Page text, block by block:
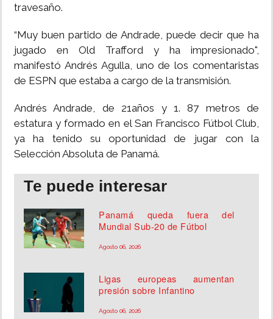
travesaño.
“Muy buen partido de Andrade, puede decir que ha
jugado en Old Trafford y ha impresionado",
manifestó Andrés Agulla, uno de los comentaristas
de ESPN que estaba a cargo de la transmisión.
Andrés Andrade, de 21años y 1. 87 metros de
estatura y formado en el San Francisco Fútbol Club,
ya ha tenido su oportunidad de jugar con la
Selección Absoluta de Panamá.
Te puede interesar
Panamá queda fuera del
Mundial Sub-20 de Fútbol
Agosto 06, 2026
Ligas europeas aumentan
presión sobre Infantino
Agosto 06, 2026